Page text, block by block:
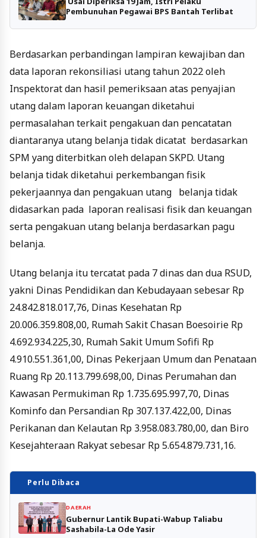
Pembunuhan Pegawai BPS Bantah Terlibat
Berdasarkan perbandingan lampiran kewajiban dan
data laporan rekonsiliasi utang tahun 2022 oleh
Inspektorat dan hasil pemeriksaan atas penyajian
utang dalam laporan keuangan diketahui
permasalahan terkait pengakuan dan pencatatan
diantaranya utang belanja tidak dicatat berdasarkan
SPM yang diterbitkan oleh delapan SKPD. Utang
belanja tidak diketahui perkembangan fisik
pekerjaannya dan pengakuan utang belanja tidak
didasarkan pada laporan realisasi fisik dan keuangan
serta pengakuan utang belanja berdasarkan pagu
belanja.
Utang belanja itu tercatat pada 7 dinas dan dua RSUD,
yakni Dinas Pendidikan dan Kebudayaan sebesar Rp
24.842.818.017,76, Dinas Kesehatan Rp
20.006.359.808,00, Rumah Sakit Chasan Boesoirie Rp
4.692.934.225,30, Rumah Sakit Umum Sofifi Rp
4.910.551.361,00, Dinas Pekerjaan Umum dan Penataan
Ruang Rp 20.113.799.698,00, Dinas Perumahan dan
Kawasan Permukiman Rp 1.735.695.997,70, Dinas
Kominfo dan Persandian Rp 307.137.422,00, Dinas
Perikanan dan Kelautan Rp 3.958.083.780,00, dan Biro
Kesejahteraan Rakyat sebesar Rp 5.654.879.731,16.
Perlu Dibaca
DAERAH
Gubernur Lantik Bupati-Wabup Taliabu
Sashabila-La Ode Yasir